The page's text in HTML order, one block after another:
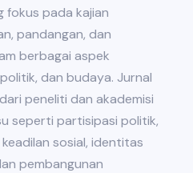
fokus pada kajian
pandangan, dan
berbagai aspek
dan budaya. Jurnal
peneliti dan akademisi
seperti partisipasi politik,
sosial, identitas
pembangunan